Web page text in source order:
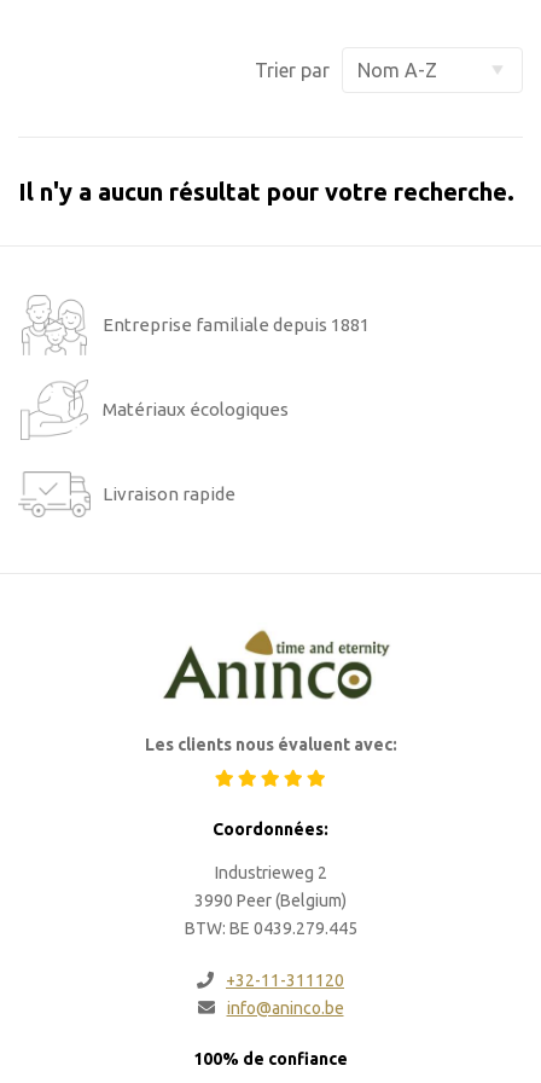
Trier par
Il n'y a aucun résultat pour votre recherche.
Entreprise familiale depuis 1881
Matériaux écologiques
Livraison rapide
Les clients nous évaluent avec:
Coordonnées:
Industrieweg 2
3990 Peer (Belgium)
BTW: BE 0439.279.445
+32-11-311120
info@aninco.be
100% de confiance